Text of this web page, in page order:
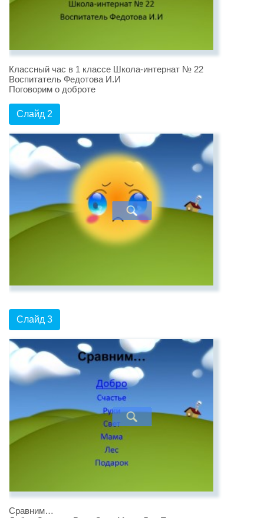
Классный час в 1 классе Школа-интернат № 22
Воспитатель Федотова И.И
Поговорим о доброте
Слайд 2
Слайд 3
Сравним…